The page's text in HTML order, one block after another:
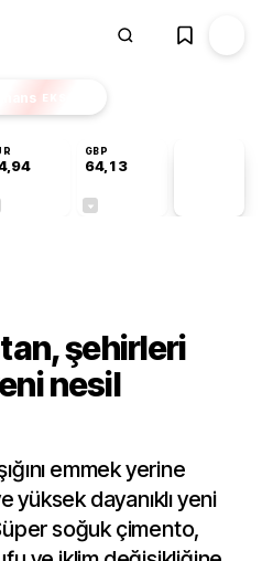
Finans EKSTRA
GBP
64,13
şehirleri
nesil
emmek yerine
yüksek dayanıklı yeni
soğuk çimento,